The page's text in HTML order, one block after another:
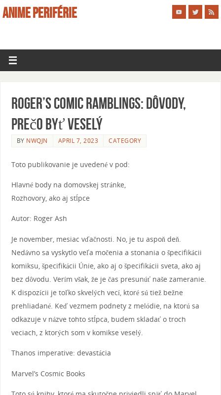
ANIME PERIFÉRIE
Roger’s Comic Ramblings: Dôvody,
prečo byť veselý
BY NWQJN APRIL 7, 2023 CATEGORY
Toto publikovanie je uvedené v pod:
Hlavné body na domovskej stránke,
Rozhovory, ako aj stĺpce
Autor: Roger Ash
Je november, mesiac vďačnosti. No, je tu aspoň deň.
Nedávno sa vyskytlo veľa močenia a stonania o špecifikácii
komiksu, špecifikácii Únie, ako aj o špecifikácii sveta, ako aj
bez dôvodu. Verím však, že je čas presunúť naše zameranie.
K dispozícii je toľko skvelých vecí, ktoré sú tiež bežne
prehliadané. Keď vezmem podnety z melódie, na ktorú sa
odkazuje v názve tohto stĺpca, budem skladať o troch
veciach, z ktorých som v komikse veselý.
Thanos imperative: devastácia
Marvel’s Cosmic Books